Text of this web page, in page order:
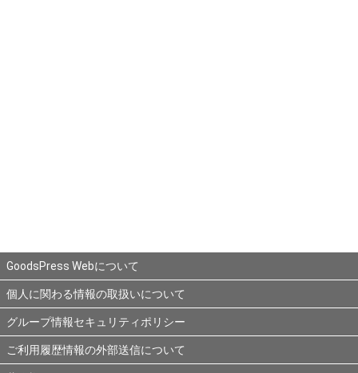
GoodsPress Webについて
個人に関わる情報の取扱いについて
グループ情報セキュリティポリシー
ご利用履歴情報の外部送信について